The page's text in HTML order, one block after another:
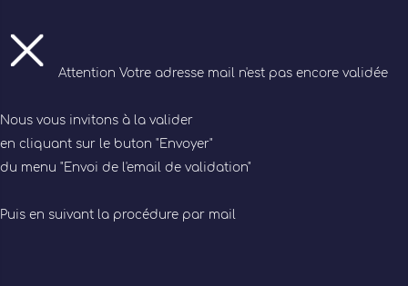
Attention Votre adresse mail n'est pas encore validée
Nous vous invitons à la valider
en cliquant sur le buton "Envoyer"
du menu "Envoi de l'email de validation"
Puis en suivant la procédure par mail